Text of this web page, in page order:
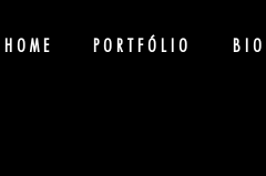
HOME PORTFÓLIO BIO